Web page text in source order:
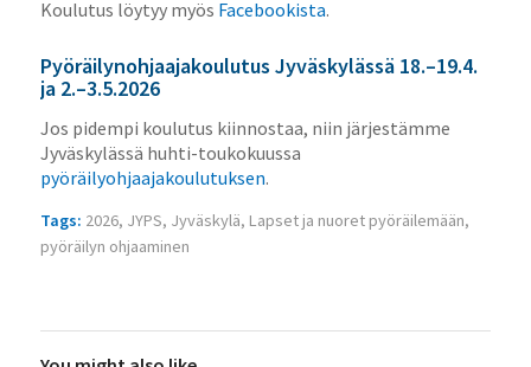
Koulutus löytyy myös Facebookista.
Pyöräilynohjaajakoulutus Jyväskylässä 18.–19.4.
ja 2.–3.5.2026
Jos pidempi koulutus kiinnostaa, niin järjestämme
Jyväskylässä huhti-toukokuussa
pyöräilyohjaajakoulutuksen.
Tags: 2026, JYPS, Jyväskylä, Lapset ja nuoret pyöräilemään,
pyöräilyn ohjaaminen